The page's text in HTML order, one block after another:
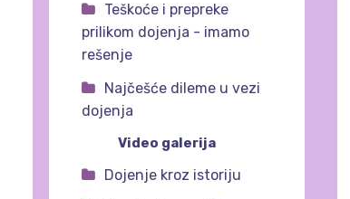
Teškoće i prepreke
prilikom dojenja - imamo
rešenje
Najčešće dileme u vezi
dojenja
Video galerija
Dojenje kroz istoriju